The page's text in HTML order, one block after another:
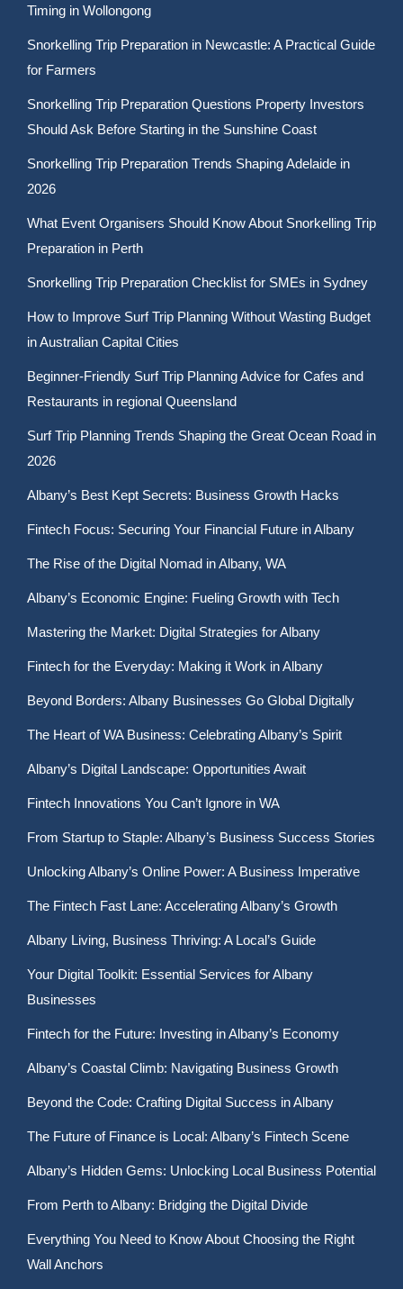
Timing in Wollongong
Snorkelling Trip Preparation in Newcastle: A Practical Guide
for Farmers
Snorkelling Trip Preparation Questions Property Investors
Should Ask Before Starting in the Sunshine Coast
Snorkelling Trip Preparation Trends Shaping Adelaide in
2026
What Event Organisers Should Know About Snorkelling Trip
Preparation in Perth
Snorkelling Trip Preparation Checklist for SMEs in Sydney
How to Improve Surf Trip Planning Without Wasting Budget
in Australian Capital Cities
Beginner-Friendly Surf Trip Planning Advice for Cafes and
Restaurants in regional Queensland
Surf Trip Planning Trends Shaping the Great Ocean Road in
2026
Albany’s Best Kept Secrets: Business Growth Hacks
Fintech Focus: Securing Your Financial Future in Albany
The Rise of the Digital Nomad in Albany, WA
Albany’s Economic Engine: Fueling Growth with Tech
Mastering the Market: Digital Strategies for Albany
Fintech for the Everyday: Making it Work in Albany
Beyond Borders: Albany Businesses Go Global Digitally
The Heart of WA Business: Celebrating Albany’s Spirit
Albany’s Digital Landscape: Opportunities Await
Fintech Innovations You Can’t Ignore in WA
From Startup to Staple: Albany’s Business Success Stories
Unlocking Albany’s Online Power: A Business Imperative
The Fintech Fast Lane: Accelerating Albany’s Growth
Albany Living, Business Thriving: A Local’s Guide
Your Digital Toolkit: Essential Services for Albany
Businesses
Fintech for the Future: Investing in Albany’s Economy
Albany’s Coastal Climb: Navigating Business Growth
Beyond the Code: Crafting Digital Success in Albany
The Future of Finance is Local: Albany’s Fintech Scene
Albany’s Hidden Gems: Unlocking Local Business Potential
From Perth to Albany: Bridging the Digital Divide
Everything You Need to Know About Choosing the Right
Wall Anchors